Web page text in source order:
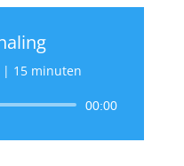
| 15 minuten
00:00